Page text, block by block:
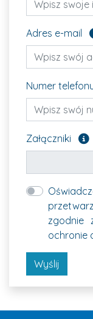
Adres e-mail
Numer
Załączniki
zgodnie
ochronie
Wyślij